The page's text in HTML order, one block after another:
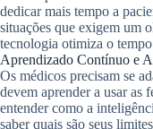
dedicar mais tempo a
situações que exigem um
tecnologia otimiza o
Aprendizado Contínuo e
Os médicos precisam se
devem aprender a usar as
entender como a
saber quais são seus